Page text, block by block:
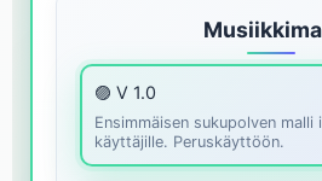
🟣 V 1.0
Ensimmäisen sukupolven malli
käyttäjille. Peruskäyttöön.